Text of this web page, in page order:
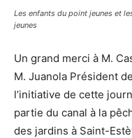
Les enfants du point jeunes et
jeunes
Un grand merci à M.
M. Juanola Président
l’initiative de cette
partie du canal à la
des jardins à Saint-